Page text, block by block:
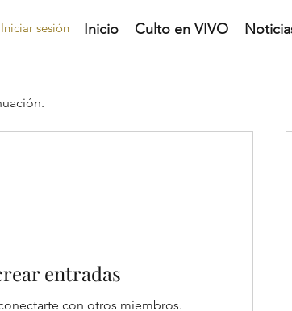
Inicio Culto en VIVO
Iniciar sesión
entradas
con otros miembros.